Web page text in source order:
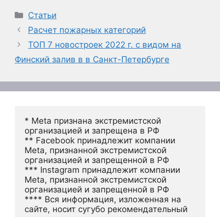
Рубрики
Статьи
Расчет пожарных категорий
ТОП 7 новостроек 2022 г. с видом на
Финский залив в в Санкт-Петербурге
* Meta признана экстремистской
организацией и запрещена в РФ
** Facebook принадлежит компании
Meta, признанной экстремистской
организацией и запрещенной в РФ
*** Instagram принадлежит компании
Meta, признанной экстремистской
организацией и запрещенной в РФ
**** Вся информация, изложенная на
сайте, носит сугубо рекомендательный